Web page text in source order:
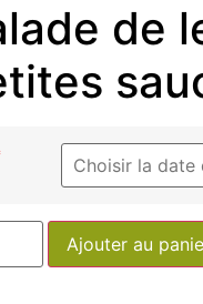
de
Ajouter au